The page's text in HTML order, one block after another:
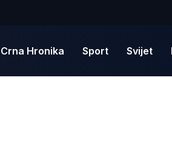
Crna Hronika Sport Svijet